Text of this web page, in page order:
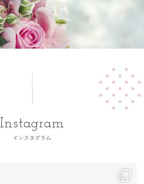
Instagram
インスタグラム